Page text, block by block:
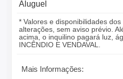
Aluguel
* Valores e disponibilidades
alterações, sem aviso prévio.
acima, o inquilino pagará luz,
INCÊNDIO E VENDAVAL.
Mais Informações: